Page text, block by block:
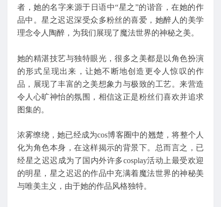
者，她的名字来源于日语中“星之”的谐音，在她的作
品中。星之迟迟深受众多粉丝的喜爱，她醉人的美学
理念令人陶醉，为我们展现了魔法世界的神秘之美。
她的精湛技艺与独特眼光，很多之美都是以角色扮演
的形式呈现出来，让她不断地创造更令人惊叹的作
品，展现了丰富的之美想象力与极致的工艺。来营造
令人心旷神怡的氛围，相信这正是粉丝们喜欢并追求
图集的。
浓雾缭绕，她已经成为cos博客圈中的翘楚，将整个人
化为角色本身，在这样揭示的背景下。总而言之，已
经星之迟迟成为了国内外许多cosplay活动上最受欢迎
的明星，星之迟迟的作品中充满着魔法世界的神秘美
与唯美主义，由于她的作品风格独特。